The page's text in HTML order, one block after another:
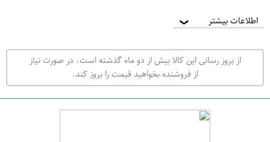
ت
ه
ر
ا
اطلاعات بیشتر ❯
از بروز رسانی این کالا بیش از دو ماه گذشته است. در صورت نیاز
از فروشنده بخواهید قیمت را بروز کند.